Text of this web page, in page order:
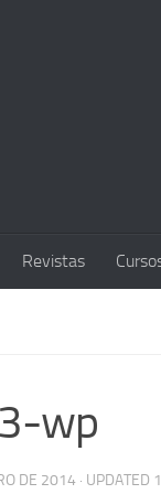
Revistas
wp
DE 2014 · UPDATED